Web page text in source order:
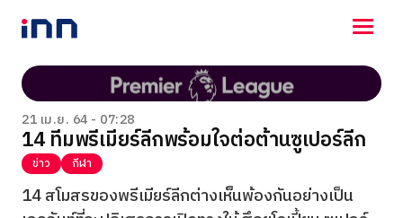
NEWS
ENTERTAINMENT
LIFESTYLE
HOROSCOPE
LOTTERY
VIDEO
21 เม.ย. 64 - 07:28
14 ทีมพรีเมียร์ลีกพร้อมใจต่อต้านซูเปอร์ลีก
ข่าว กีฬา
14 สโมสรของพรีเมียร์ลีกต่างเห็นพ้องกันอย่างเป็น